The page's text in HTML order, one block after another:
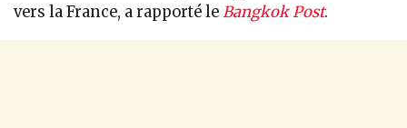
vers la France, a rapporté leBangkok Post.